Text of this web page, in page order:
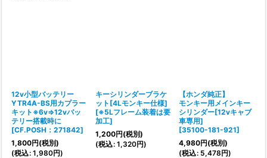
12v小型バッテリー
YTR4A-BS用カプラー
キット※6v⇒12vバッ
テリー搭載時に
[CF.POSH：271842]
1,800円(税別)
(税込: 1,980円)
キーシリンダーブラケ
ット[4Lモンキー仕様]
[※5Lフレーム装着は要
加工]
1,200円(税別)
(税込: 1,320円)
【ホンダ純正】
モンキー用メインキー
シリンダー[12vキャブ
車専用]
[35100-181-921]
4,980円(税別)
(税込: 5,478円)